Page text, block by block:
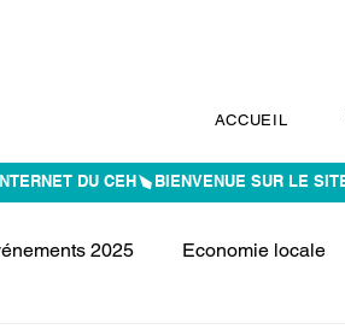
ACCUEIL
2025 Economie locale